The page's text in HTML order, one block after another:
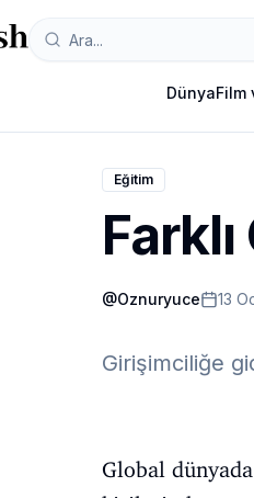
DünyaFilm
Eğitim
@Oznuryuce 13
Girişimciliğe
Global